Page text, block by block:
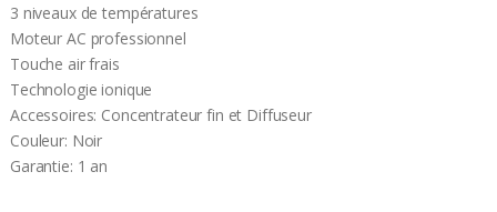
3 niveaux de températures
Moteur AC professionnel
Touche air frais
Technologie ionique
Accessoires: Concentrateur fin et Diffuseur
Couleur: Noir
Garantie: 1 an